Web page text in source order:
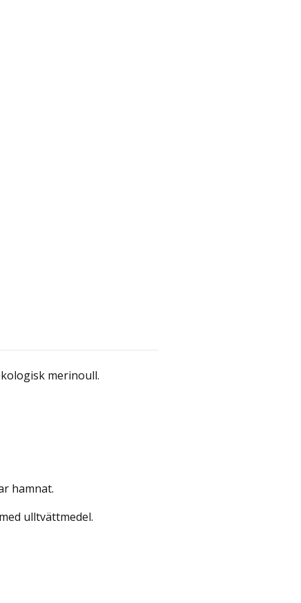
merinoull.
hamnat.
ulltvättmedel.